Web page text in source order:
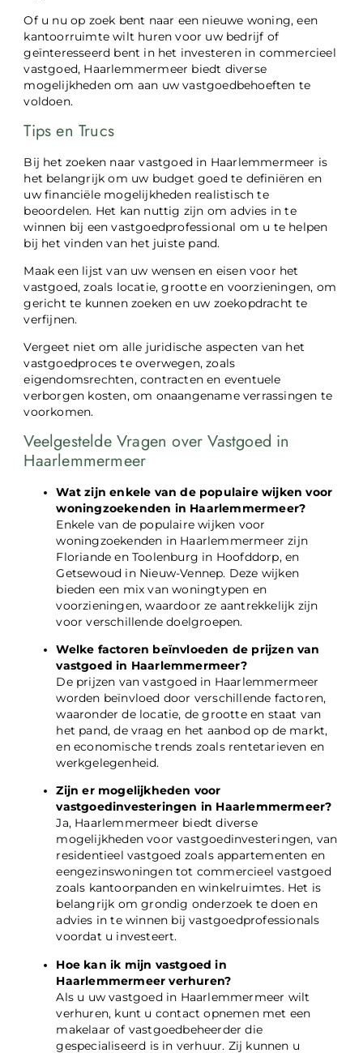
Of u nu op zoek bent naar een nieuwe woning, een
kantoorruimte wilt huren voor uw bedrijf of
geïnteresseerd bent in het investeren in commercieel
vastgoed, Haarlemmermeer biedt diverse
mogelijkheden om aan uw vastgoedbehoeften te
voldoen.
Tips en Trucs
Bij het zoeken naar vastgoed in Haarlemmermeer is
het belangrijk om uw budget goed te definiëren en
uw financiële mogelijkheden realistisch te
beoordelen. Het kan nuttig zijn om advies in te
winnen bij een vastgoedprofessional om u te helpen
bij het vinden van het juiste pand.
Maak een lijst van uw wensen en eisen voor het
vastgoed, zoals locatie, grootte en voorzieningen, om
gericht te kunnen zoeken en uw zoekopdracht te
verfijnen.
Vergeet niet om alle juridische aspecten van het
vastgoedproces te overwegen, zoals
eigendomsrechten, contracten en eventuele
verborgen kosten, om onaangename verrassingen te
voorkomen.
Veelgestelde Vragen over Vastgoed in
Haarlemmermeer
Wat zijn enkele van de populaire wijken voor
woningzoekenden in Haarlemmermeer?
Enkele van de populaire wijken voor
woningzoekenden in Haarlemmermeer zijn
Floriande en Toolenburg in Hoofddorp, en
Getsewoud in Nieuw-Vennep. Deze wijken
bieden een mix van woningtypen en
voorzieningen, waardoor ze aantrekkelijk zijn
voor verschillende doelgroepen.
Welke factoren beïnvloeden de prijzen van
vastgoed in Haarlemmermeer?
De prijzen van vastgoed in Haarlemmermeer
worden beïnvloed door verschillende factoren,
waaronder de locatie, de grootte en staat van
het pand, de vraag en het aanbod op de markt,
en economische trends zoals rentetarieven en
werkgelegenheid.
Zijn er mogelijkheden voor
vastgoedinvesteringen in Haarlemmermeer?
Ja, Haarlemmermeer biedt diverse
mogelijkheden voor vastgoedinvesteringen, van
residentieel vastgoed zoals appartementen en
eengezinswoningen tot commercieel vastgoed
zoals kantoorpanden en winkelruimtes. Het is
belangrijk om grondig onderzoek te doen en
advies in te winnen bij vastgoedprofessionals
voordat u investeert.
Hoe kan ik mijn vastgoed in
Haarlemmermeer verhuren?
Als u uw vastgoed in Haarlemmermeer wilt
verhuren, kunt u contact opnemen met een
makelaar of vastgoedbeheerder die
gespecialiseerd is in verhuur. Zij kunnen u